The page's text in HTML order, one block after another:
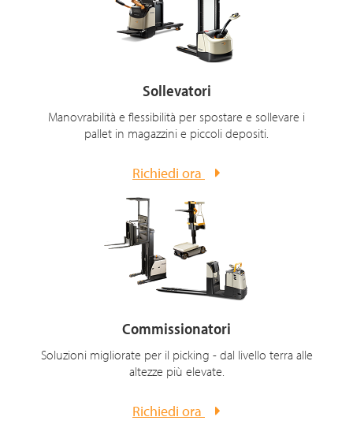
Sollevatori
Manovrabilità e flessibilità per spostare e sollevare i
pallet in magazzini e piccoli depositi.
Richiedi ora
Commissionatori
Soluzioni migliorate per il picking - dal livello terra alle
altezze più elevate.
Richiedi ora